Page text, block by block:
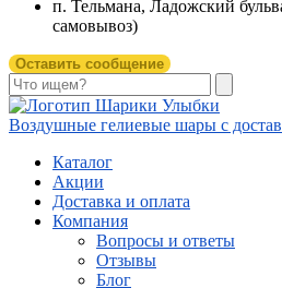
п. Тельмана, Ладожский
самовывоз)
Оставить сообщение
Воздушные гелиевые шары с
Каталог
Акции
Доставка и оплата
Компания
Вопросы и ответы
Отзывы
Блог